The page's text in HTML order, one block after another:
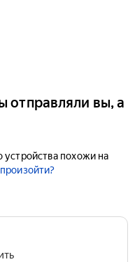
отправляли вы, а
устройства похожи на